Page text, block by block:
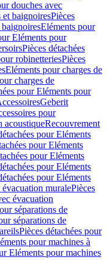
douches avec
et baignoiresPièces
Eléments pour
Eléments pour
Pièces détachées
robinetteriesPièces
Eléments pour charges de
charges de
pour Eléments pour
Geberit
pour
acoustiqueRecouvrement
pour Eléments
pour Eléments
pour Eléments
pour Eléments
pour Eléments
muralePièces
évacuation
séparations de
séparations de
Pièces détachées pour
pour machines à
Eléments pour machines